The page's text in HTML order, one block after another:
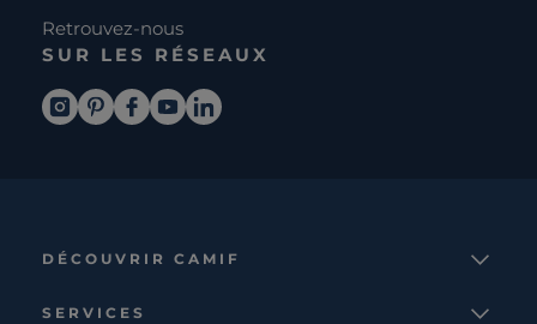
Retrouvez-nous
SUR LES RÉSEAUX
DÉCOUVRIR CAMIF
SERVICES